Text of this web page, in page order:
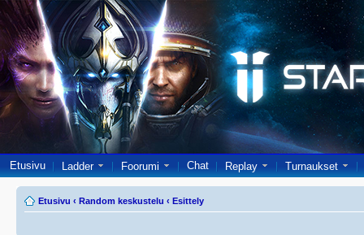
Etusivu Ladder Foorumi Chat Replay Turnaukset
Etusivu ‹ Random keskustelu ‹ Esittely